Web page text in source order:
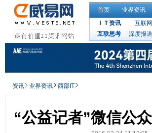
首页 业界资讯
ＩＴ资讯
互联网
互联思考
深度报道
资讯 业界资讯 西部IT
“公益记者”微信公